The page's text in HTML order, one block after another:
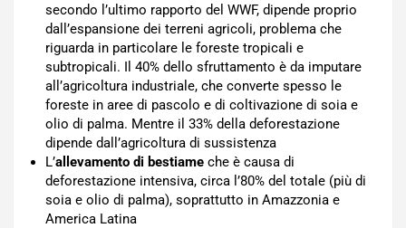
secondo l’ultimo rapporto del WWF, dipende proprio
dall’espansione dei terreni agricoli, problema che
riguarda in particolare le foreste tropicali e
subtropicali. Il 40% dello sfruttamento è da imputare
all’agricoltura industriale, che converte spesso le
foreste in aree di pascolo e di coltivazione di soia e
olio di palma. Mentre il 33% della deforestazione
dipende dall’agricoltura di sussistenza
L’allevamento di bestiame che è causa di
deforestazione intensiva, circa l’80% del totale (più di
soia e olio di palma), soprattutto in Amazzonia e
America Latina